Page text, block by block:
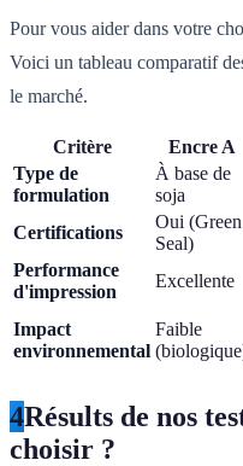
Pour vous aider dans votre
Voici un tableau comparatif
le marché.
Critère Encre A
Type de
formulation
À base de
soja
Certifications
Oui (Green
Seal)
Performance
d'impression
Excellente
Impact
environnemental
Faible
4Résults de nos
choisir ?